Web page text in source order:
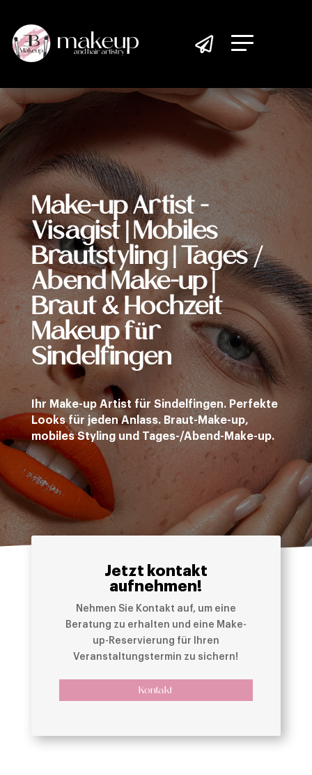

Make-up Artist -
Visagist | Mobiles
Brautstyling | Tages /
Abend Make-up |
Braut & Hochzeit
Makeup für
Sindelfingen
Ihr Make-up Artist für Sindelfingen. Perfekte
Looks für jeden Anlass. Braut-Make-up,
mobiles Styling und Tages-/Abend-Make-up.
Jetzt kontakt
aufnehmen!
Nehmen Sie Kontakt auf, um eine
Beratung zu erhalten und eine Make-
up-Reservierung für Ihren
Veranstaltungstermin zu sichern!
Kontakt